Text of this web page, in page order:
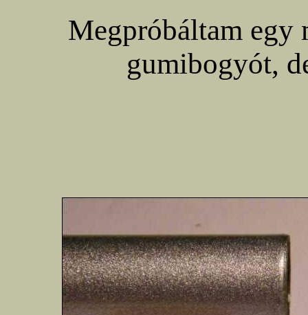
Megpróbáltam egy
gumibogyót,